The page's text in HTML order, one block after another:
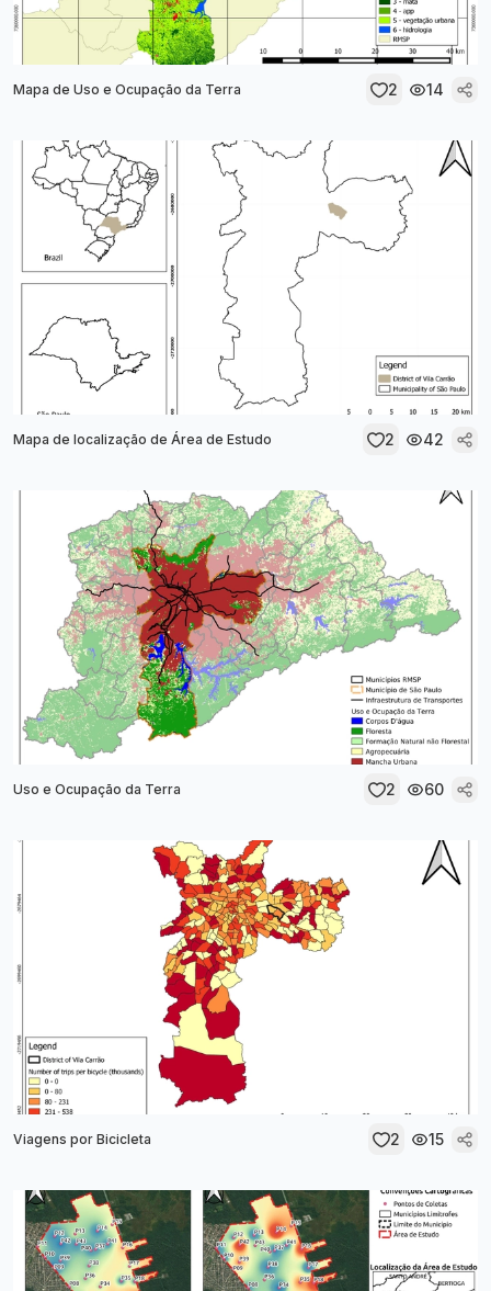
Mapa de Uso e Ocupação da Terra 2 14
Mapa de localização de Área de Estudo 2 42
Uso e Ocupação da Terra 2 60
Viagens por Bicicleta 2 15